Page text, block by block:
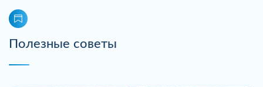
Полезные советы